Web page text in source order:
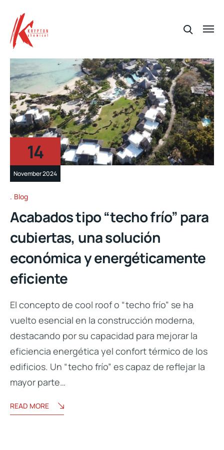
14
November 2024
Blog
Acabados tipo “techo frío” para
cubiertas, una solución
económica y energéticamente
eficiente
El concepto de cool roof o “techo frío” se ha
vuelto esencial en la construcción moderna,
destacando por su capacidad para mejorar la
eficiencia energética yel confort térmico de los
edificios. Un “techo frío” es capaz de reflejar la
mayor parte…
READ MORE